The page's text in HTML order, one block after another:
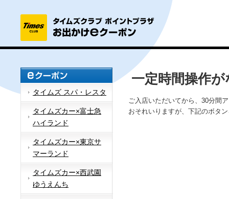
タイムズ スパ・レスタ
タイムズカー×富士急
ハイランド
タイムズカー×東京サ
マーランド
タイムズカー×西武園
ゆうえんち
一定時間操作
ご入店いただいてから、30分間
おそれいりますが、下記のボタ